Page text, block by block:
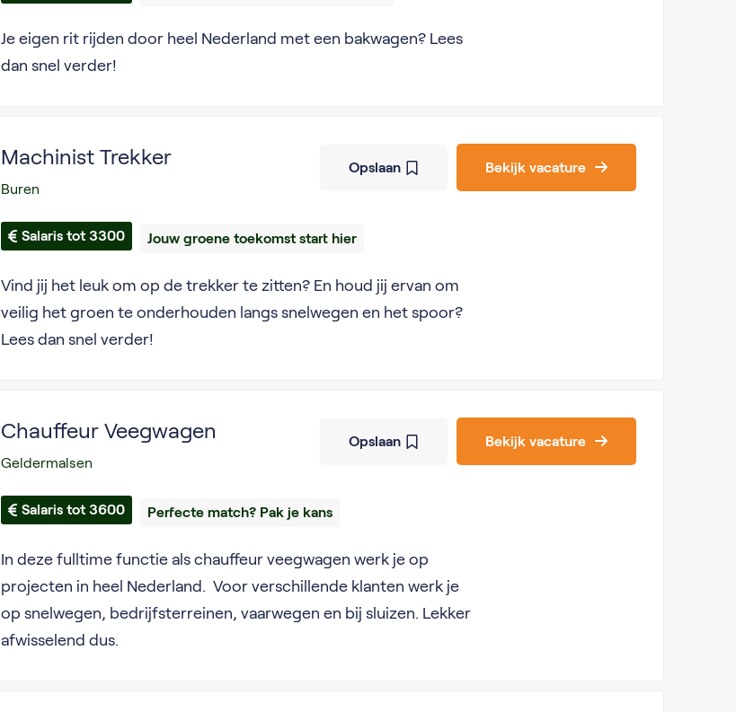
Je eigen rit rijden door heel Nederland met een bakwagen? Lees
dan snel verder!
Machinist Trekker
Buren
Salaris tot 3300 Jouw groene toekomst start hier
Vind jij het leuk om op de trekker te zitten? En houd jij ervan om
veilig het groen te onderhouden langs snelwegen en het spoor?
Lees dan snel verder!
Opslaan Bekijk vacature
Chauffeur Veegwagen
Geldermalsen
Salaris tot 3600 Perfecte match? Pak je kans
In deze fulltime functie als chauffeur veegwagen werk je op
projecten in heel Nederland. Voor verschillende klanten werk je
op snelwegen, bedrijfsterreinen, vaarwegen en bij sluizen. Lekker
afwisselend dus.
Opslaan Bekijk vacature